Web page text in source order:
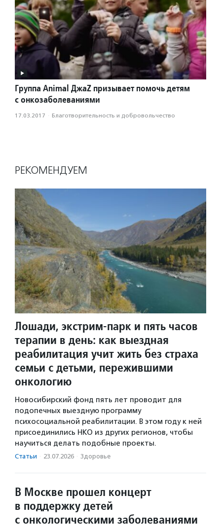
Группа Animal ДжаZ призывает помочь детям
с онкозаболеваниями
17.03.2017 · Благотвори­тель­ность и доброволь­чест­во
РЕКОМЕНДУЕМ
Лошади, экстрим-парк и пять часов
терапии в день: как выездная
реабилитация учит жить без страха
семьи с детьми, пережившими
онкологию
Новосибирский фонд пять лет проводит для
подопечных выездную программу
психосоциальной реабилитации. В этом году к ней
присоединились НКО из других регионов, чтобы
научиться делать подобные проекты.
Статьи · 23.07.2026 · Здоровье
В Москве прошел концерт
в поддержку детей
с онкологическими заболеваниями